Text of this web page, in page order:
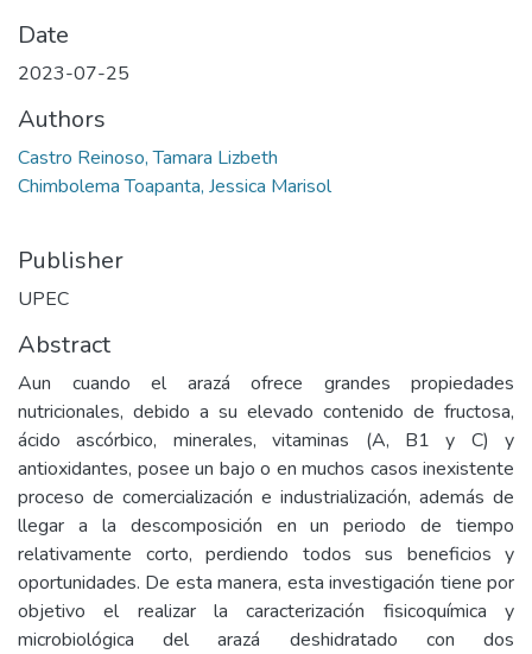
Date
2023-07-25
Authors
Castro Reinoso, Tamara Lizbeth
Chimbolema Toapanta, Jessica Marisol
Publisher
UPEC
Abstract
Aun cuando el arazá ofrece grandes propiedades
nutricionales, debido a su elevado contenido de fructosa,
ácido ascórbico, minerales, vitaminas (A, B1 y C) y
antioxidantes, posee un bajo o en muchos casos inexistente
proceso de comercialización e industrialización, además de
llegar a la descomposición en un periodo de tiempo
relativamente corto, perdiendo todos sus beneficios y
oportunidades. De esta manera, esta investigación tiene por
objetivo el realizar la caracterización fisicoquímica y
microbiológica del arazá deshidratado con dos